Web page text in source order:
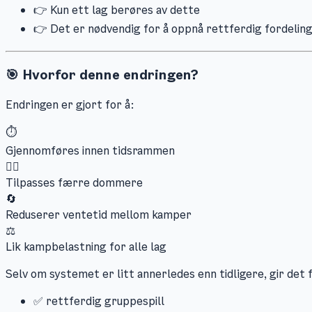
👉 Kun ett lag berøres av dette
👉 Det er nødvendig for å oppnå rettferdig fordeling
🎯 Hvorfor denne endringen?
Endringen er gjort for å:
⏱️
Gjennomføres innen tidsrammen
👩‍⚖️
Tilpasses færre dommere
🔄
Reduserer ventetid mellom kamper
⚖️
Lik kampbelastning for alle lag
Selv om systemet er litt annerledes enn tidligere, gir
✅ rettferdig gruppespill